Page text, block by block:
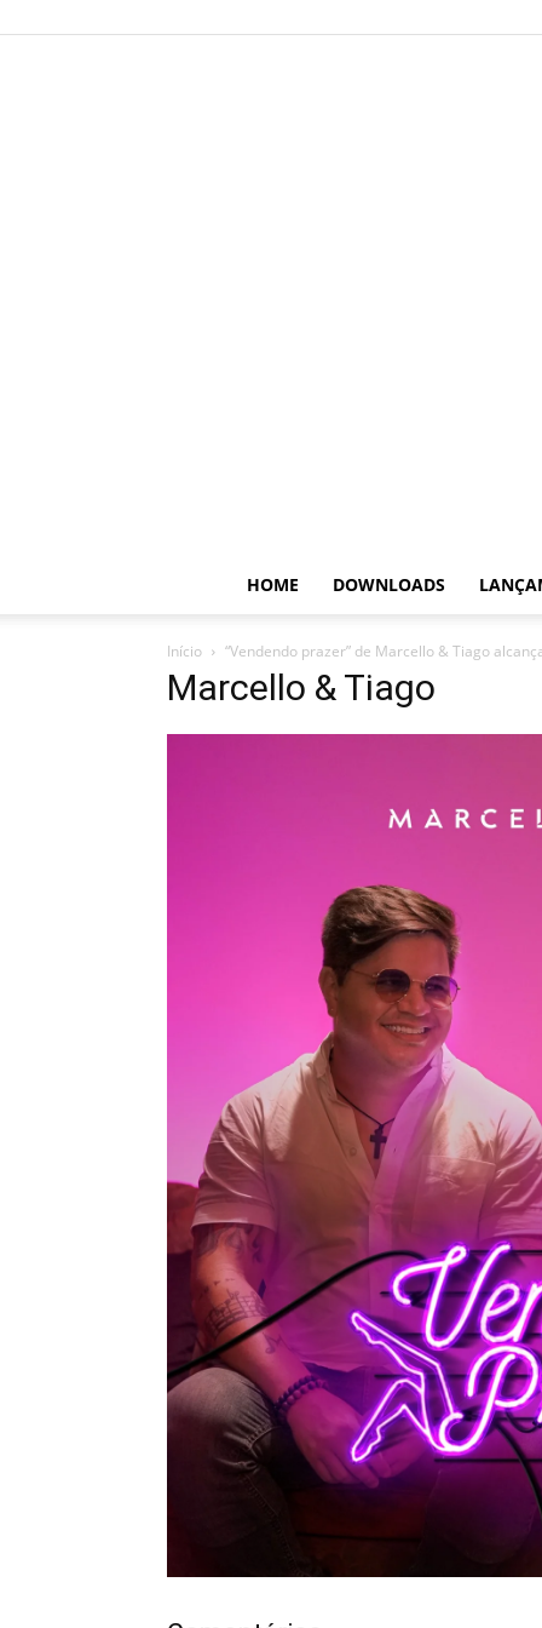
HOME DOWNLOADS
Início “Vendendo prazer” de Marcello & Tiago
Marcello & Tiago